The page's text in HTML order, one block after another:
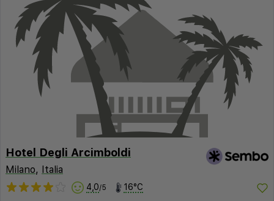
Hotel Degli Arcimboldi
Milano, Italia
4,0/5 16°C